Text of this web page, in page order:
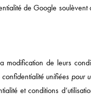
de Google soulèvent
de leurs
unifiées pour
et conditions